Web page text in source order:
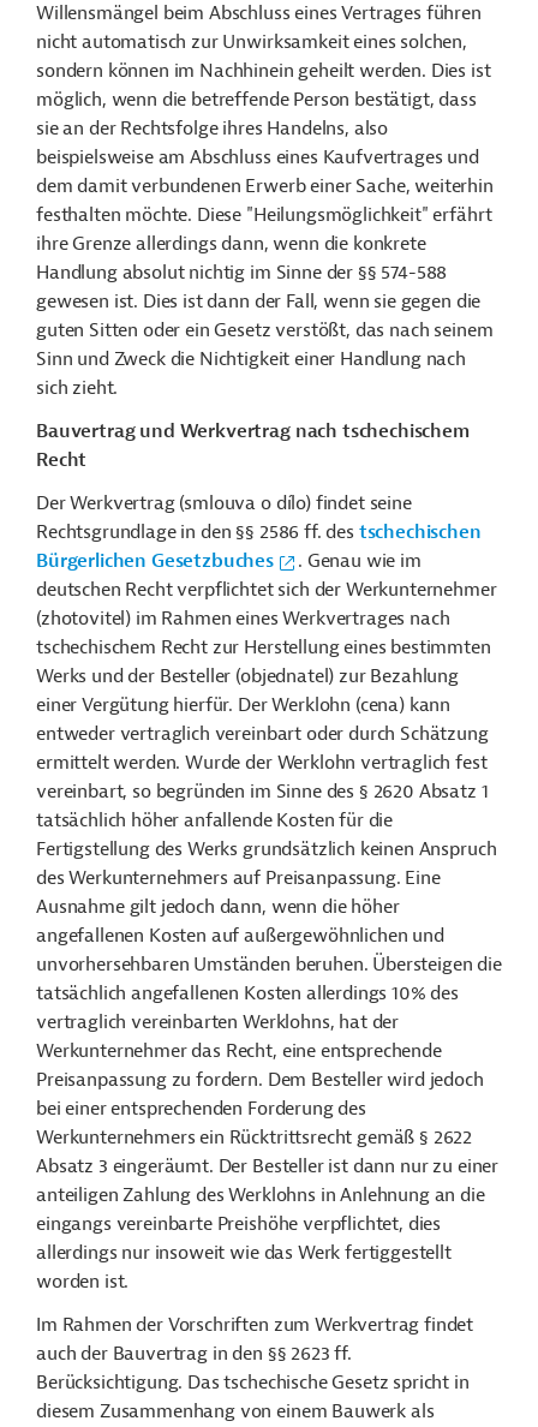
Willensmängel beim Abschluss eines Vertrages führen
nicht automatisch zur Unwirksamkeit eines solchen,
sondern können im Nachhinein geheilt werden. Dies ist
möglich, wenn die betreffende Person bestätigt, dass
sie an der Rechtsfolge ihres Handelns, also
beispielsweise am Abschluss eines Kaufvertrages und
dem damit verbundenen Erwerb einer Sache, weiterhin
festhalten möchte. Diese "Heilungsmöglichkeit" erfährt
ihre Grenze allerdings dann, wenn die konkrete
Handlung absolut nichtig im Sinne der §§ 574-588
gewesen ist. Dies ist dann der Fall, wenn sie gegen die
guten Sitten oder ein Gesetz verstößt, das nach seinem
Sinn und Zweck die Nichtigkeit einer Handlung nach
sich zieht.
Bauvertrag und Werkvertrag nach tschechischem
Recht
Der Werkvertrag (smlouva o dílo)findet seine
Rechtsgrundlage in den §§ 2586 ff. des tschechischen
Bürgerlichen Gesetzbuches
. Genau wie im
deutschen Recht verpflichtet sich der Werkunternehmer
(zhotovitel) im Rahmen eines Werkvertrages nach
tschechischem Recht zur Herstellung eines bestimmten
Werks und der Besteller (objednatel) zur Bezahlung
einer Vergütung hierfür. Der Werklohn (cena) kann
entweder vertraglich vereinbart oder durch Schätzung
ermittelt werden. Wurde der Werklohn vertraglich fest
vereinbart, so begründen im Sinne des § 2620 Absatz 1
tatsächlich höher anfallende Kosten für die
Fertigstellung des Werks grundsätzlich keinen Anspruch
des Werkunternehmers auf Preisanpassung. Eine
Ausnahme gilt jedoch dann, wenn die höher
angefallenen Kosten auf außergewöhnlichen und
unvorhersehbaren Umständen beruhen. Übersteigen die
tatsächlich angefallenen Kosten allerdings 10% des
vertraglich vereinbarten Werklohns, hat der
Werkunternehmer das Recht, eine entsprechende
Preisanpassung zu fordern. Dem Besteller wird jedoch
bei einer entsprechenden Forderung des
Werkunternehmers ein Rücktrittsrecht gemäß § 2622
Absatz 3 eingeräumt. Der Besteller ist dann nur zu einer
anteiligen Zahlung des Werklohns in Anlehnung an die
eingangs vereinbarte Preishöhe verpflichtet, dies
allerdings nur insoweit wie das Werk fertiggestellt
worden ist.
Im Rahmen der Vorschriften zum Werkvertrag findet
auch der Bauvertrag in den §§ 2623 ff.
Berücksichtigung. Das tschechische Gesetz spricht in
diesem Zusammenhang von einem Bauwerk als